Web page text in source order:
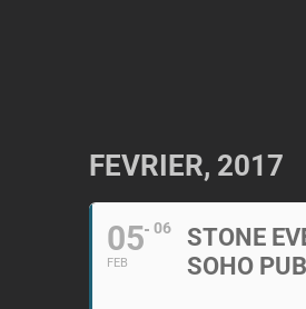
FEVRIER, 2017
05
FEB
06
STONE
SOHO PUB